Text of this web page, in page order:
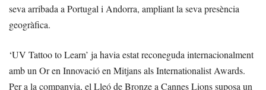
seva arribada a Portugal i Andorra, ampliant la seva presència
geogràfica.
‘UV Tattoo to Learn’ ja havia estat reconeguda internacionalment
amb un Or en Innovació en Mitjans als Internationalist Awards.
Per a la companyia, el Lleó de Bronze a Cannes Lions suposa un